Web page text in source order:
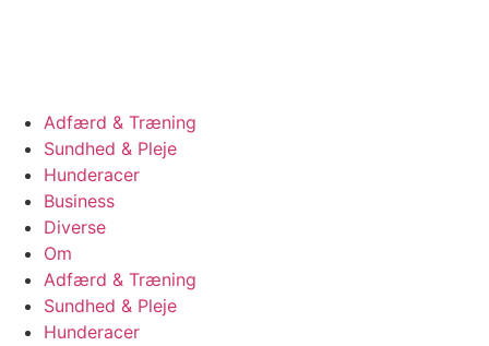
Adfærd & Træning
Sundhed & Pleje
Hunderacer
Business
Diverse
Om
Adfærd & Træning
Sundhed & Pleje
Hunderacer